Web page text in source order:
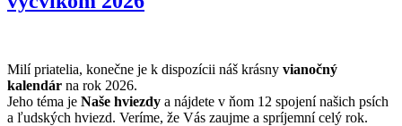
Milí priatelia, konečne je k dispozícii náš krásny vianočný
kalendár na rok 2026.
Jeho téma je Naše hviezdy a nájdete v ňom 12 spojení našich psích
a ľudských hviezd. Veríme, že Vás zaujme a spríjemní celý rok.